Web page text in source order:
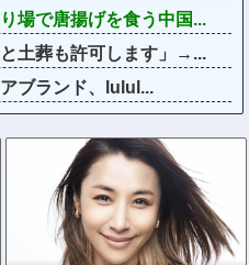
場で唐揚げを食う中国...
と土葬も許可します」→...
ブランド、lulul...